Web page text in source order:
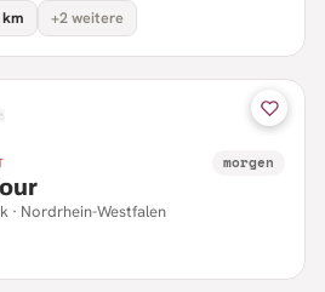
+2 weitere
morgen
· Nordrhein-Westfalen